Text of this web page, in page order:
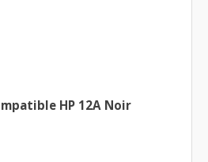
HP 12A Noir